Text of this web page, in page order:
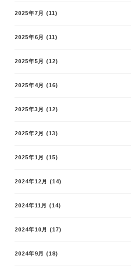
2025年7月 (11)
2025年6月 (11)
2025年5月 (12)
2025年4月 (16)
2025年3月 (12)
2025年2月 (13)
2025年1月 (15)
2024年12月 (14)
2024年11月 (14)
2024年10月 (17)
2024年9月 (18)